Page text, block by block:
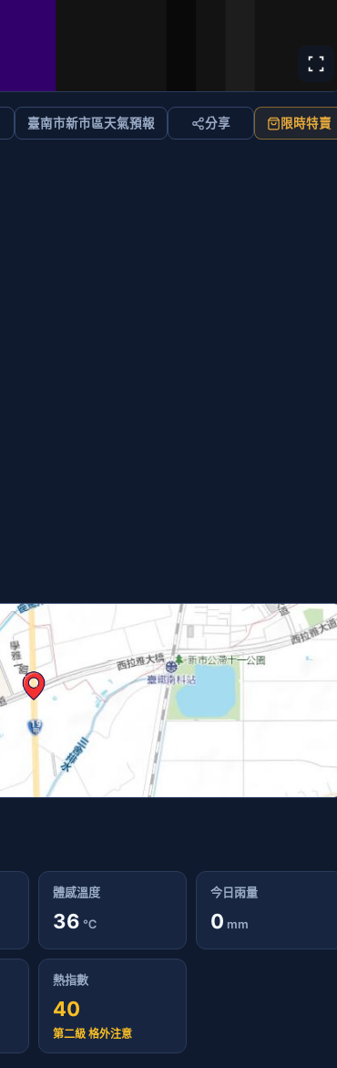
臺南市新市區天氣預報 分享 限時特賣
體感溫度
36 ℃
今日雨量
0 mm
熱指數
40
第二級 格外注意